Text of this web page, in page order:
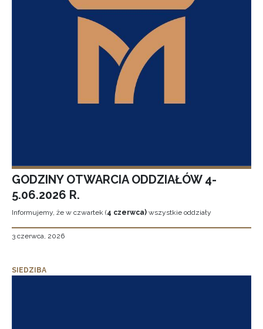
GODZINY OTWARCIA ODDZIAŁÓW 4-
5.06.2026 R.
Informujemy, że w czwartek (4 czerwca) wszystkie oddziały
3 czerwca, 2026
SIEDZIBA